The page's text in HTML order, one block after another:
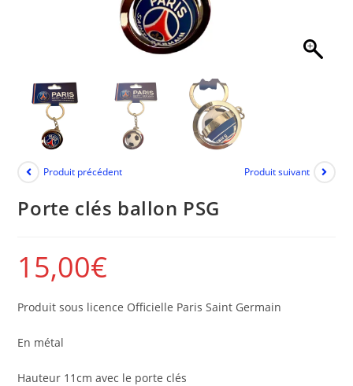
Produit précédent Produit suivant
Porte clés ballon PSG
15,00€
Produit sous licence Officielle Paris Saint Germain
En métal
Hauteur 11cm avec le porte clés